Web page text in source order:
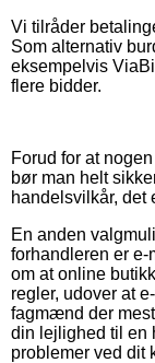
Vi tilråder
Som alternativ
eksempelvis
flere bidder.
Forud for at
bør man helt
handelsvilkår, det
En anden
forhandleren er e-
om at online
regler, udover at
fagmænd der
din lejlighed til en
problemer ved dit